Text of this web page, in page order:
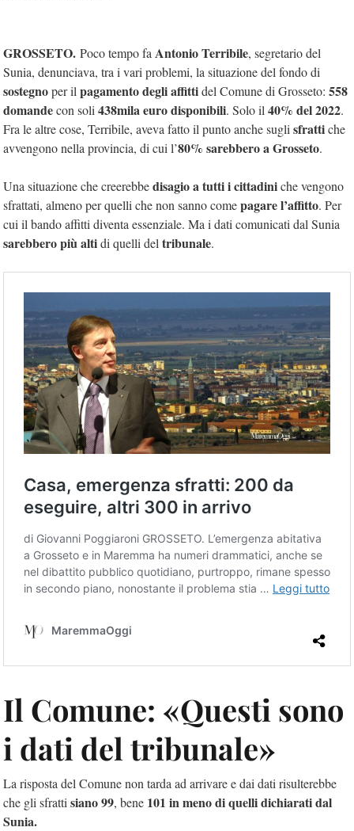
GROSSETO. Poco tempo fa Antonio Terribile, segretario del
Sunia, denunciava, tra i vari problemi, la situazione del fondo di
sostegnoper il pagamento degli affittidel Comune di Grosseto: 558
domandecon soli 438mila euro disponibili. Solo il 40% del 2022.
Fra le altre cose, Terribile, aveva fatto il punto anche sugli sfrattiche
avvengono nella provincia, di cui l’80% sarebbero a Grosseto.
Una situazione che creerebbedisagio a tutti i cittadiniche vengono
sfrattati, almeno per quelli che non sanno comepagare l’affitto. Per
cui il bando affitti diventa essenziale. Ma i dati comunicati dal Sunia
sarebbero più altidi quelli del tribunale.
Il Comune: «Questi sono
i dati del tribunale»
La risposta del Comune non tarda ad arrivare e dai dati risulterebbe
che gli sfratti siano 99, bene 101 in meno di quelli dichiarati dal
Sunia.